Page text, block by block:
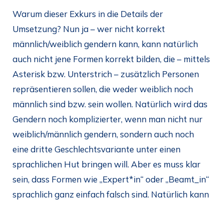
Warum dieser Exkurs in die Details der
Umsetzung? Nun ja – wer nicht korrekt
männlich/weiblich gendern kann, kann natürlich
auch nicht jene Formen korrekt bilden, die – mittels
Asterisk bzw. Unterstrich – zusätzlich Personen
repräsentieren sollen, die weder weiblich noch
männlich sind bzw. sein wollen. Natürlich wird das
Gendern noch komplizierter, wenn man nicht nur
weiblich/männlich gendern, sondern auch noch
eine dritte Geschlechtsvariante unter einen
sprachlichen Hut bringen will. Aber es muss klar
sein, dass Formen wie „Expert*in“ oder „Beamt_in“
sprachlich ganz einfach falsch sind. Natürlich kann